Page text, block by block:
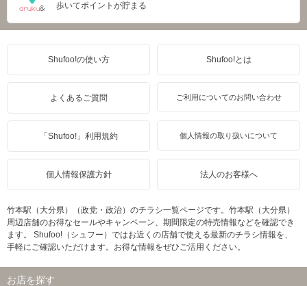
歩いてポイントが貯まる
Shufoo!の使い方 Shufoo!とは
よくあるご質問 ご利用についてのお問い合わせ
「Shufoo!」利用規約 個人情報の取り扱いについて
個人情報保護方針 法人のお客様へ
竹本駅（大分県）（政党・政治）のチラシ一覧ページです。竹本駅（大分県）
周辺店舗のお得なセールやキャンペーン、期間限定の特売情報などを確認でき
ます。 Shufoo!（シュフー）ではお近くの店舗で使える最新のチラシ情報を、
手軽にご確認いただけます。お得な情報をぜひご活用ください。
お店を探す